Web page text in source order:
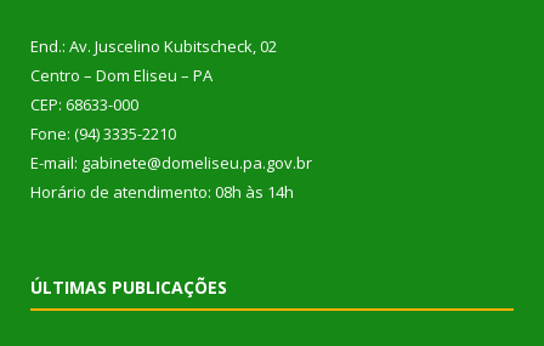
End.: Av. Juscelino Kubitscheck, 02
Centro – Dom Eliseu – PA
CEP: 68633-000
Fone: (94) 3335-2210
E-mail: gabinete@domeliseu.pa.gov.br
Horário de atendimento: 08h às 14h
ÚLTIMAS PUBLICAÇÕES